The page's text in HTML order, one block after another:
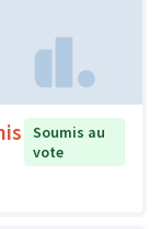
Soumis au
vote